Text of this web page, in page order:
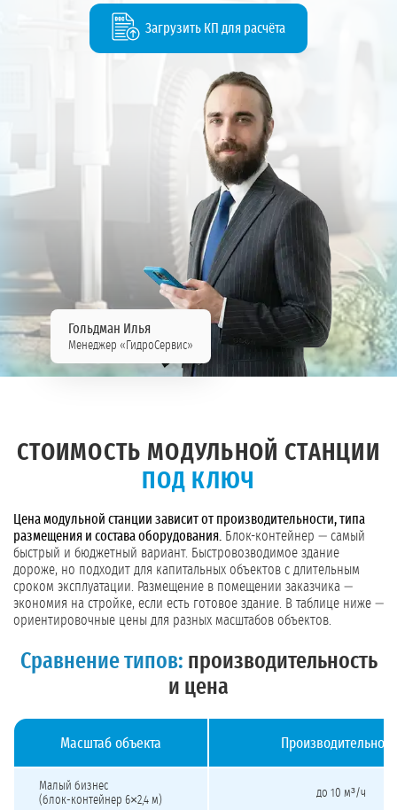
Загрузить КП для расчёта
Гольдман Илья
Менеджер «ГидроСервис»
СТОИМОСТЬ МОДУЛЬНОЙ СТАНЦИИ
ПОД КЛЮЧ
Цена модульной станции зависит от производительности, типа
размещения и состава оборудования. Блок-контейнер — самый
быстрый и бюджетный вариант. Быстровозводимое здание
дороже, но подходит для капитальных объектов с длительным
сроком эксплуатации. Размещение в помещении заказчика —
экономия на стройке, если есть готовое здание. В таблице ниже —
ориентировочные цены для разных масштабов объектов.
Сравнение типов: производительность
и цена
Масштаб объекта
Малый бизнес
(блок-контейнер 6×2,4 м)
до 10 м³/ч